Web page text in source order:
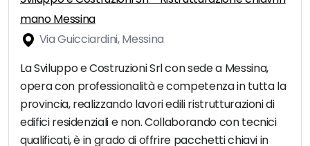
mano Messina
Via Guicciardini, Messina
La Sviluppo e Costruzioni Srl con sede a Messina,
opera con professionalità e competenza in tutta la
provincia, realizzando lavori edili ristrutturazioni di
edifici residenziali e non. Collaborando con tecnici
qualificati, è in grado di offrire pacchetti chiavi in